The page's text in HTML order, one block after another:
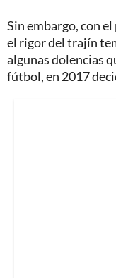
Sin embargo, con
el rigor del trajín
algunas dolencias
fútbol, en 2017